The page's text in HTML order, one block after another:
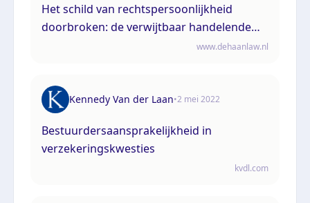
Het schild van rechtspersoonlijkheid
doorbroken: de verwijtbaar handelende
www.dehaanlaw.nl
Kennedy Van der Laan•2 mei 2022
Bestuurdersaansprakelijkheid in
verzekeringskwesties
kvdl.com